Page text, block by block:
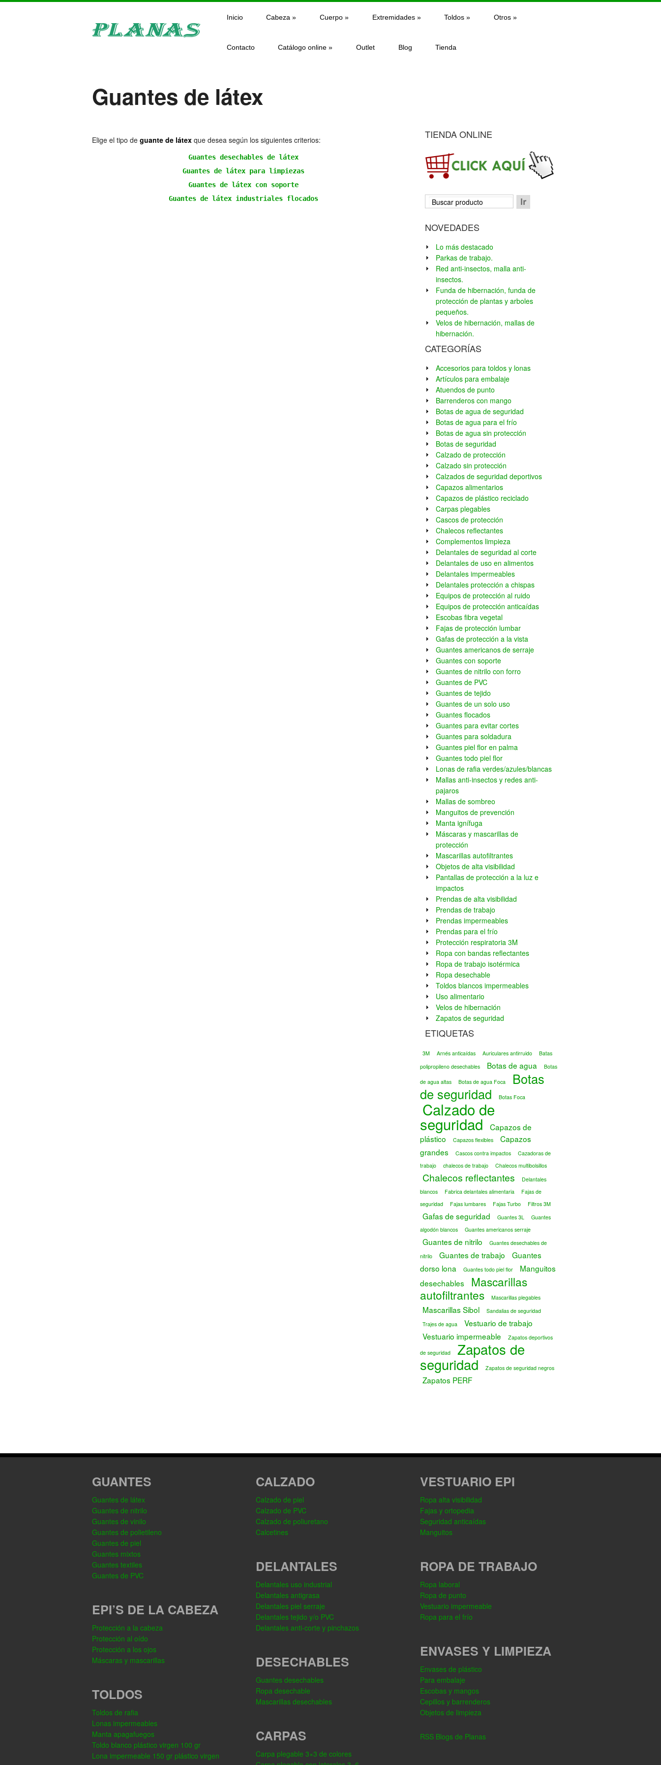
Inicio Cabeza » Cuerpo» Extremidades» Toldos » Otros»
Contacto Catálogo online » Outlet Blog Tienda
Guantes de látex
Elige el tipo de guante de látex que desea según los siguientes criterios:
Guantes desechables de látex
Guantes de látex para limpiezas
Guantes de látex con soporte
Guantes de látex industriales flocados
TIENDA ONLINE
NOVEDADES
Lo más destacado
Parkas de trabajo.
Red anti-insectos, malla anti-
insectos.
Funda de hibernación, funda de
protección de plantas y arboles
pequeños.
Velos de hibernación, mallas de
hibernación.
CATEGORÍAS
Accesorios para toldos y lonas
Artículos para embalaje
Atuendos de punto
Barrenderos con mango
Botas de agua de seguridad
Botas de agua para el frío
Botas de agua sin protección
Botas de seguridad
Calzado de protección
Calzado sin protección
Calzados de seguridad deportivos
Capazos alimentarios
Capazos de plástico reciclado
Carpas plegables
Cascos de protección
Chalecos reflectantes
Complementos limpieza
Delantales de seguridad al corte
Delantales de uso en alimentos
Delantales impermeables
Delantales protección a chispas
Equipos de protección al ruido
Equipos de protección anticaídas
Escobas fibra vegetal
Fajas de protección lumbar
Gafas de protección a la vista
Guantes americanos de serraje
Guantes con soporte
Guantes de nitrilo con forro
Guantes de PVC
Guantes de tejido
Guantes de un solo uso
Guantes flocados
Guantes para evitar cortes
Guantes para soldadura
Guantes piel flor en palma
Guantes todo piel flor
Lonas de rafia verdes/azules/blancas
Mallas anti-insectos y redes anti-
pajaros
Mallas de sombreo
Manguitos de prevención
Manta ignífuga
Máscaras y mascarillas de
protección
Mascarillas autofiltrantes
Objetos de alta visibilidad
Pantallas de protección a la luz e
impactos
Prendas de alta visibilidad
Prendas de trabajo
Prendas impermeables
Prendas para el frío
Protección respiratoria 3M
Ropa con bandas reflectantes
Ropa de trabajo isotérmica
Ropa desechable
Toldos blancos impermeables
Uso alimentario
Velos de hibernación
Zapatos de seguridad
ETIQUETAS
3M Arnés anticaídas Auriculares antirruido
Batas
polipropileno desechables
Botas de agua Botas
de agua altas Botas de agua Foca
Botas
de seguridad
Botas Foca
Calzado de
seguridad
Capazos de
plástico
Capazos flexibles
Capazos
grandes
Cascos contra impactos
Cazadoras de
trabajo
chalecos de trabajo Chalecos multibolsillos
Chalecos reflectantes
Delantales
blancos
Fabrica delantales alimentaria
Fajas de
seguridad
Fajas lumbares Fajas Turbo Filtros 3M
Gafas de seguridad Guantes 3L
Guantes
algodón blancos
Guantes americanos serraje
Guantes de nitrilo
Guantes desechables de
nitrilo
Guantes de trabajo
Guantes
dorso lona
Guantes todo piel flor
Manguitos
desechables
Mascarillas
autofiltrantes
Mascarillas plegables
Mascarillas Sibol
Sandalias de seguridad
Trajes de agua
Vestuario de trabajo
Vestuario impermeable
Zapatos deportivos
de seguridad Zapatos de
seguridad Zapatos de seguridad negros
Zapatos PERF
GUANTES
Guantes de látex
Guantes de nitrilo
Guantes de vinilo
Guantes de polietileno
Guantes de piel
Guantes mixtos
Guantes textiles
Guantes de PVC
EPI’S DE LA CABEZA
Protección a la cabeza
Protección al oído
Protección a los ojos
Máscaras y mascarillas
TOLDOS
Toldos de rafia
Lonas impermeables
Manta apagafuegos
Toldo blanco plástico virgen 100 gr
Lona impermeable 150 gr plástico virgen
CALZADO
Calzado de piel
Calzado de PVC
Calzado de poliuretano
Calcetines
DELANTALES
Delantales uso industrial
Delantales antigrasa
Delantales piel serraje
Delantales tejido y/o PVC
Delantales anti-corte y pinchazos
DESECHABLES
Guantes desechables
Ropa desechable
Mascarillas desechables
CARPAS
Carpa plegable 3×3 de colores
VESTUARIO EPI
Ropa alta visibilidad
Fajas y ortopedia
Seguridad anticaídas
Manguitos
ROPA DE TRABAJO
Ropa laboral
Ropa de punto
Vestuario impermeable
Ropa para el frío
ENVASES Y LIMPIEZA
Envases de plástico
Para embalaje
Escobas y mangos
Cepillos y barrenderos
Objetos de limpieza
RSS Blogs de Planas